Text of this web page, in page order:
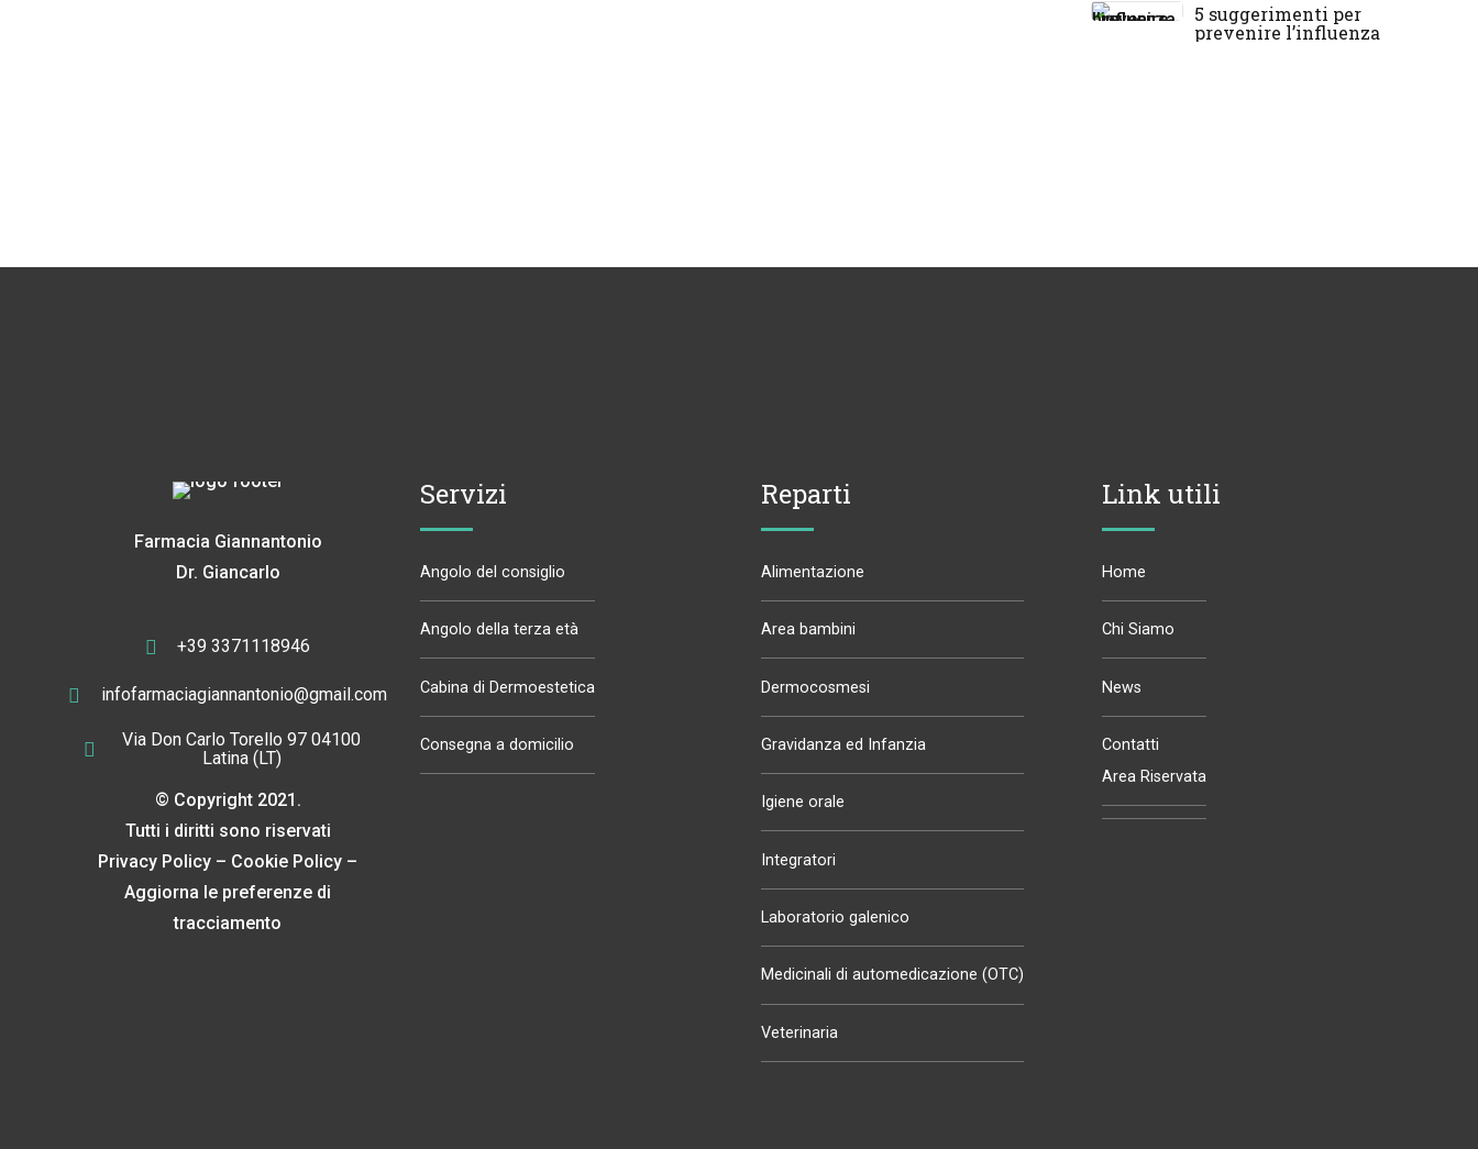
5 suggerimenti per
prevenire l’influenza
Farmacia Giannantonio
Dr. Giancarlo
+39 3371118946
infofarmaciagiannantonio@gmail.com
Via Don Carlo Torello 97 04100
Latina (LT)
© Copyright 2021.
Tutti i diritti sono riservati
Privacy Policy – Cookie Policy –
Aggiorna le preferenze di
tracciamento
Servizi
Angolo del consiglio
Angolo della terza età
Cabina di Dermoestetica
Consegna a domicilio
Reparti
Alimentazione
Area bambini
Dermocosmesi
Gravidanza ed Infanzia
Igiene orale
Integratori
Laboratorio galenico
Medicinali di automedicazione (OTC)
Veterinaria
Link utili
Home
Chi Siamo
News
Contatti
Area Riservata